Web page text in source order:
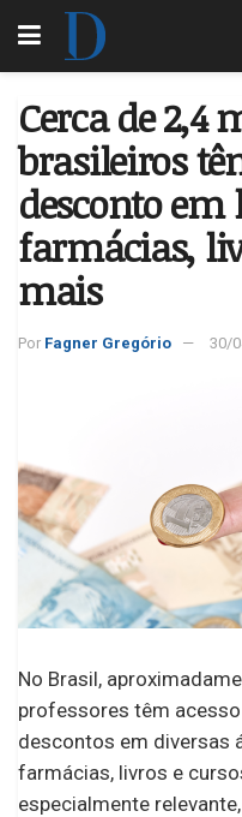
Cerca de 2,4
brasileiros
desconto em
farmácias,
mais
Por Fagner Gregório 30/
No Brasil,
professores têm
descontos em diversas
farmácias, livros e
especialmente